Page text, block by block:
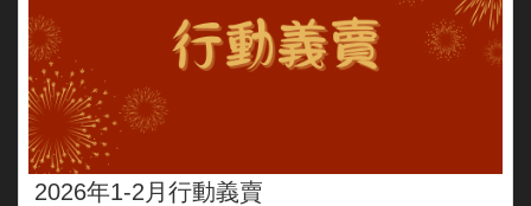
2026年1-2月行動義賣